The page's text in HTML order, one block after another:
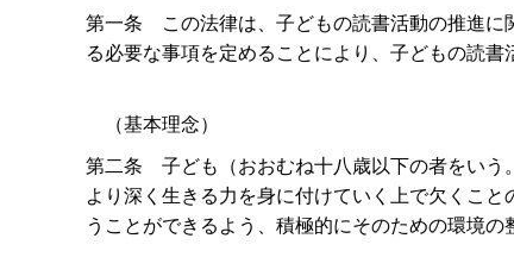
第一条 この法律は、子どもの読書活動の推進
る必要な事項を定めることにより、子どもの読
（基本理念）
第二条 子ども（おおむね十八歳以下の者をい
より深く生きる力を身に付けていく上で欠くこ
うことができるよう、積極的にそのための環境の